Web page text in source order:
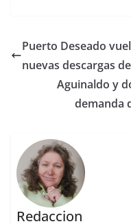
Puerto Deseado
nuevas descargas
Aguinaldo y
demanda
Redaccion